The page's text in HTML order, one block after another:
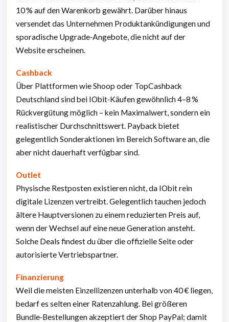
10 % auf den Warenkorb gewährt. Darüber hinaus
versendet das Unternehmen Produktankündigungen und
sporadische Upgrade‑Angebote, die nicht auf der
Website erscheinen.
Cashback
Über Plattformen wie Shoop oder TopCashback
Deutschland sind bei IObit‑Käufen gewöhnlich 4–8 %
Rückvergütung möglich – kein Maximalwert, sondern ein
realistischer Durchschnittswert. Payback bietet
gelegentlich Sonderaktionen im Bereich Software an, die
aber nicht dauerhaft verfügbar sind.
Outlet
Physische Restposten existieren nicht, da IObit rein
digitale Lizenzen vertreibt. Gelegentlich tauchen jedoch
ältere Hauptversionen zu einem reduzierten Preis auf,
wenn der Wechsel auf eine neue Generation ansteht.
Solche Deals findest du über die offizielle Seite oder
autorisierte Vertriebspartner.
Finanzierung
Weil die meisten Einzellizenzen unterhalb von 40 € liegen,
bedarf es selten einer Ratenzahlung. Bei größeren
Bundle‑Bestellungen akzeptiert der Shop PayPal; damit